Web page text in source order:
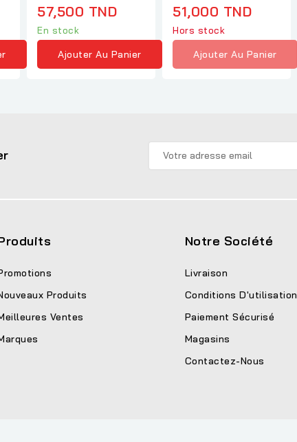
57,500 TND
En stock
Ajouter Au Panier
audio
51,000 TND
Hors stock
Ajouter Au Panier
Produits
Ventes
Notre Société
Livraison
Conditions D'utilisation
Paiement Sécurisé
Magasins
Contactez-Nous